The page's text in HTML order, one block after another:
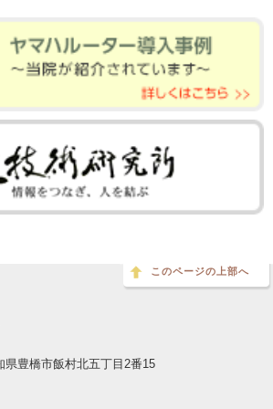
このページの上部へ
県豊橋市飯村北五丁目2番15